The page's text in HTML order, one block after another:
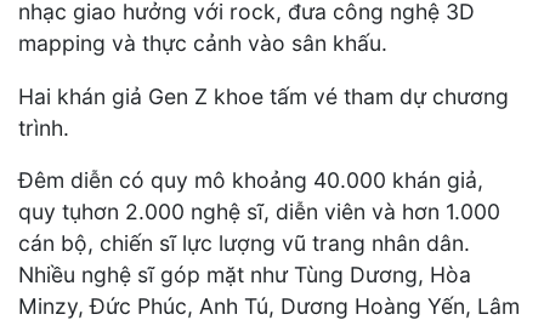
nhạc giao hưởng với rock, đưa công nghệ 3D
mapping và thực cảnh vào sân khấu.
Hai khán giả Gen Z khoe tấm vé tham dự chương
trình.
Đêm diễn có quy mô khoảng 40.000 khán giả,
quy tụhơn 2.000 nghệ sĩ, diễn viên và hơn 1.000
cán bộ, chiến sĩ lực lượng vũ trang nhân dân.
Nhiều nghệ sĩ góp mặt như Tùng Dương, Hòa
Minzy, Đức Phúc, Anh Tú, Dương Hoàng Yến, Lâm